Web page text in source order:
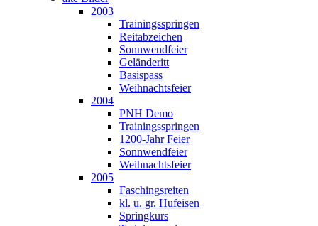
2003
Trainingsspringen
Reitabzeichen
Sonnwendfeier
Geländeritt
Basispass
Weihnachtsfeier
2004
PNH Demo
Trainingsspringen
1200-Jahr Feier
Sonnwendfeier
Weihnachtsfeier
2005
Faschingsreiten
kl. u. gr. Hufeisen
Springkurs